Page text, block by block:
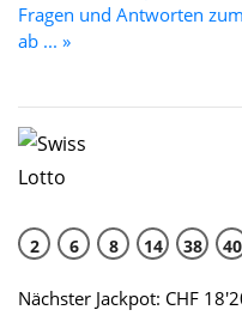
Fragen und Antworten
ab ... »
2 6 8 14 38 40
Nächster Jackpot: CHF